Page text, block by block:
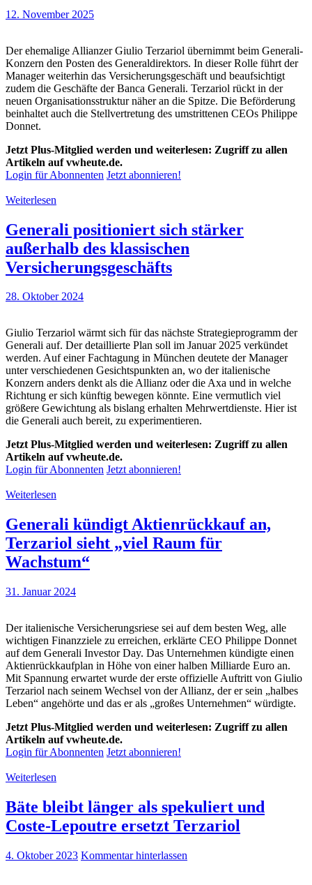
12. November 2025
Der ehemalige Allianzer Giulio Terzariol übernimmt beim Generali-
Konzern den Posten des Generaldirektors. In dieser Rolle führt der
Manager weiterhin das Versicherungsgeschäft und beaufsichtigt
zudem die Geschäfte der Banca Generali. Terzariol rückt in der
neuen Organisationsstruktur näher an die Spitze. Die Beförderung
beinhaltet auch die Stellvertretung des umstrittenen CEOs Philippe
Donnet.
Jetzt Plus-Mitglied werden und weiterlesen: Zugriff zu allen
Artikeln auf vwheute.de.
Login für Abonnenten Jetzt abonnieren!
Weiterlesen
Generali positioniert sich stärker
außerhalb des klassischen
Versicherungsgeschäfts
28. Oktober 2024
Giulio Terzariol wärmt sich für das nächste Strategieprogramm der
Generali auf. Der detaillierte Plan soll im Januar 2025 verkündet
werden. Auf einer Fachtagung in München deutete der Manager
unter verschiedenen Gesichtspunkten an, wo der italienische
Konzern anders denkt als die Allianz oder die Axa und in welche
Richtung er sich künftig bewegen könnte. Eine vermutlich viel
größere Gewichtung als bislang erhalten Mehrwertdienste. Hier ist
die Generali auch bereit, zu experimentieren.
Jetzt Plus-Mitglied werden und weiterlesen: Zugriff zu allen
Artikeln auf vwheute.de.
Login für Abonnenten Jetzt abonnieren!
Weiterlesen
Generali kündigt Aktienrückkauf an,
Terzariol sieht „viel Raum für
Wachstum“
31. Januar 2024
Der italienische Versicherungsriese sei auf dem besten Weg, alle
wichtigen Finanzziele zu erreichen, erklärte CEO Philippe Donnet
auf dem Generali Investor Day. Das Unternehmen kündigte einen
Aktienrückkaufplan in Höhe von einer halben Milliarde Euro an.
Mit Spannung erwartet wurde der erste offizielle Auftritt von Giulio
Terzariol nach seinem Wechsel von der Allianz, der er sein „halbes
Leben“ angehörte und das er als „großes Unternehmen“ würdigte.
Jetzt Plus-Mitglied werden und weiterlesen: Zugriff zu allen
Artikeln auf vwheute.de.
Login für Abonnenten Jetzt abonnieren!
Weiterlesen
Bäte bleibt länger als spekuliert und
Coste-Lepoutre ersetzt Terzariol
4. Oktober 2023 Kommentar hinterlassen